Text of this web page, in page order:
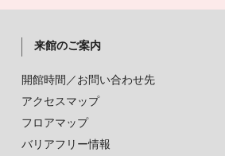
来館のご案内
開館時間／お問い合わせ先
アクセスマップ
フロアマップ
バリアフリー情報